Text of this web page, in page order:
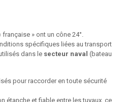
française » ont un cône 24°.
spécifiques liées au transport
dans le secteur naval (bateau
pour raccorder en toute sécurité
étanche et fiable entre les tuyaux, ce